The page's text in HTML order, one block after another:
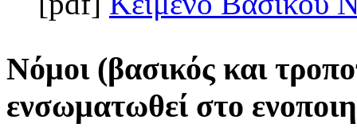
Νόμοι (βασικός και
ενσωματωθεί στο